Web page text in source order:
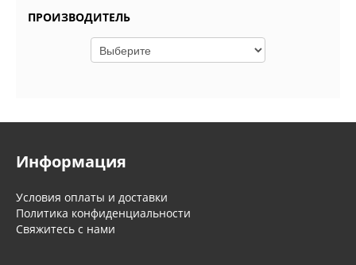
ПРОИЗВОДИТЕЛЬ
Информация
Условия оплаты и доставки
Политика конфиденциальности
Свяжитесь с нами